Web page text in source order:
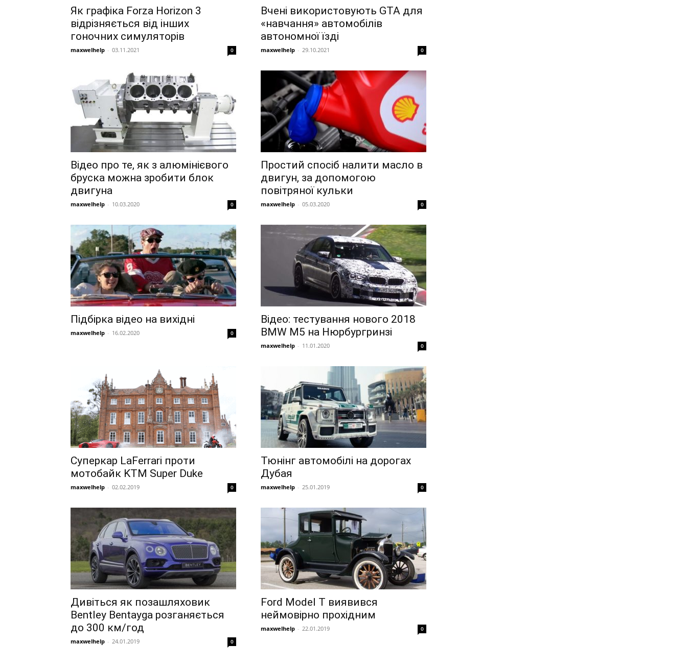
Як графіка Forza Horizon 3
відрізняється від інших
гоночних симуляторів
maxwelhelp - 03.11.2021 0
Вчені використовують GTA для
«навчання» автомобілів
автономної їзді
maxwelhelp - 29.10.2021 0
Відео про те, як з алюмінієвого
бруска можна зробити блок
двигуна
maxwelhelp - 10.03.2020 0
Простий спосіб налити масло в
двигун, за допомогою
повітряної кульки
maxwelhelp - 05.03.2020 0
Підбірка відео на вихідні
maxwelhelp - 16.02.2020 0
Відео: тестування нового 2018
BMW M5 на Нюрбургринзі
maxwelhelp - 11.01.2020 0
Суперкар LaFerrari проти
мотобайк KTM Super Duke
maxwelhelp - 02.02.2019 0
Тюнінг автомобілі на дорогах
Дубая
maxwelhelp - 25.01.2019 0
Дивіться як позашляховик
Bentley Bentayga розганяється
до 300 км/год
maxwelhelp - 24.01.2019 0
Ford Model T виявився
неймовірно прохідним
maxwelhelp - 22.01.2019 0